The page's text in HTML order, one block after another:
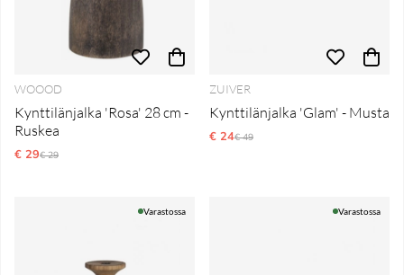
WOOOD
Kynttilänjalka 'Rosa' 28 cm -
Ruskea
€ 29Normaali hinta
€ 29
ZUIVER
Kynttilänjalka 'Glam' - Musta
€ 24Normaali hinta
€ 49
Varastossa Varastossa